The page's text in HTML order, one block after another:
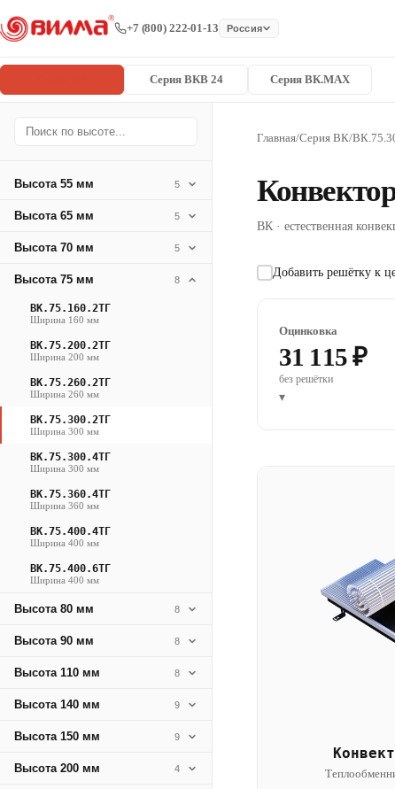
+7 (800) 222-01-13 Россия
Серия ВКВ 24 Серия ВК.MAX
Высота 55 мм 5
Высота 65 мм 5
Высота 70 мм 5
Высота 75 мм 8
ВК.75.160.2ТГ
Ширина 160 мм
ВК.75.200.2ТГ
Ширина 200 мм
ВК.75.260.2ТГ
Ширина 260 мм
ВК.75.300.2ТГ
Ширина 300 мм
ВК.75.300.4ТГ
Ширина 300 мм
ВК.75.360.4ТГ
Ширина 360 мм
ВК.75.400.4ТГ
Ширина 400 мм
ВК.75.400.6ТГ
Ширина 400 мм
Высота 80 мм 8
Высота 90 мм 8
Высота 110 мм 8
Высота 140 мм 9
Высота 150 мм 9
Высота 200 мм 4
Главная/Серия ВК/
ВК · естественная
Добавить решётку к
Оцинковка
31 115 ₽
без решётки
▾